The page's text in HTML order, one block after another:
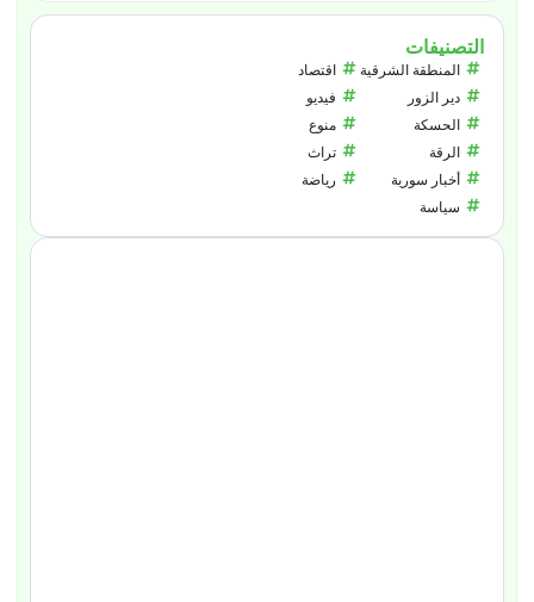
التصنيفات
المنطقة الشرقية
دير الزور
الحسكة
الرقة
أخبار سورية
سياسة
اقتصاد
فيديو
منوع
تراث
رياضة